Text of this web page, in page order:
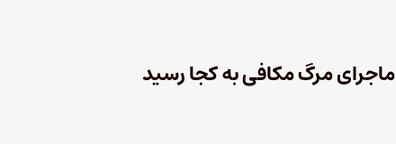
ماجرای مرگ مکافی به کجا رسید